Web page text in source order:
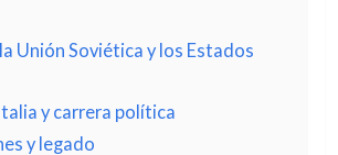
Unión Soviética y los Estados
y carrera política
y legado